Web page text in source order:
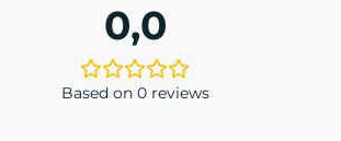
0,0
Based on 0 reviews